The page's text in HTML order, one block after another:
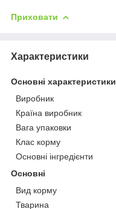
Приховати
Характеристики
Основні характеристики
Виробник
Країна виробник
Вага упаковки
Клас корму
Основні інгредієнти
Основні
Вид корму
Тварина